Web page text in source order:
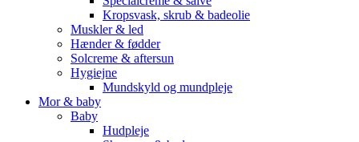
Kropsvask, skrub & badeolie
Muskler & led
Hænder & fødder
Solcreme & aftersun
Hygiejne
Mundskyld og mundpleje
Mor & baby
Baby
Hudpleje